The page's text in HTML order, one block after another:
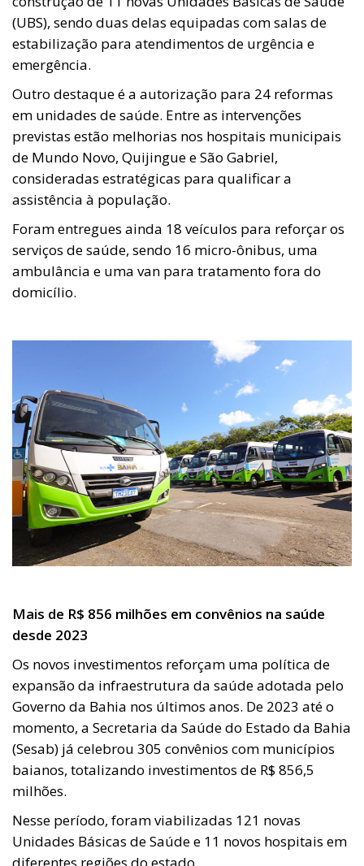
(UBS), sendo duas delas equipadas com salas de
estabilização para atendimentos de urgência e
emergência.
Outro destaque é a autorização para 24 reformas
em unidades de saúde. Entre as intervenções
previstas estão melhorias nos hospitais municipais
de Mundo Novo, Quijingue e São Gabriel,
consideradas estratégicas para qualificar a
assistência à população.
Foram entregues ainda 18 veículos para reforçar os
serviços de saúde, sendo 16 micro-ônibus, uma
ambulância e uma van para tratamento fora do
domicílio.
Mais de R$ 856 milhões em convênios na saúde
desde 2023
Os novos investimentos reforçam uma política de
expansão da infraestrutura da saúde adotada pelo
Governo da Bahia nos últimos anos. De 2023 até o
momento, a Secretaria da Saúde do Estado da Bahia
(Sesab) já celebrou 305 convênios com municípios
baianos, totalizando investimentos de R$ 856,5
milhões.
Nesse período, foram viabilizadas 121 novas
Unidades Básicas de Saúde e 11 novos hospitais em